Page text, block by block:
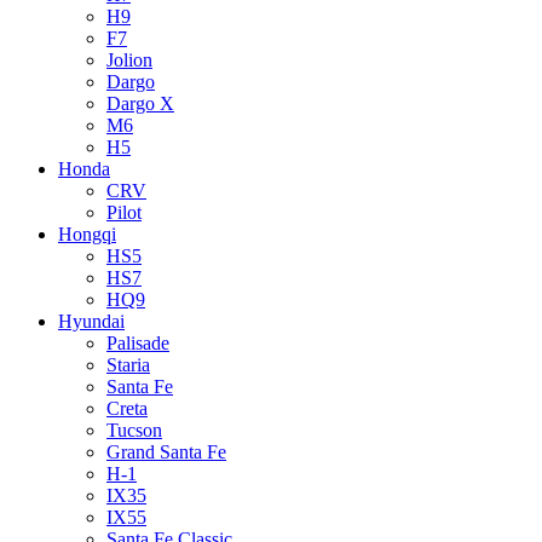
H9
F7
Jolion
Dargo
Dargo X
M6
H5
Honda
CRV
Pilot
Hongqi
HS5
HS7
HQ9
Hyundai
Palisade
Staria
Santa Fe
Creta
Tucson
Grand Santa Fe
H-1
IX35
IX55